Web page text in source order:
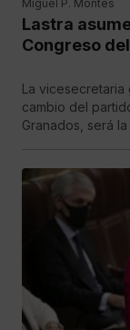
Miguel P. Montes
Lastra
Congreso del
La
cambio del
Granados, será